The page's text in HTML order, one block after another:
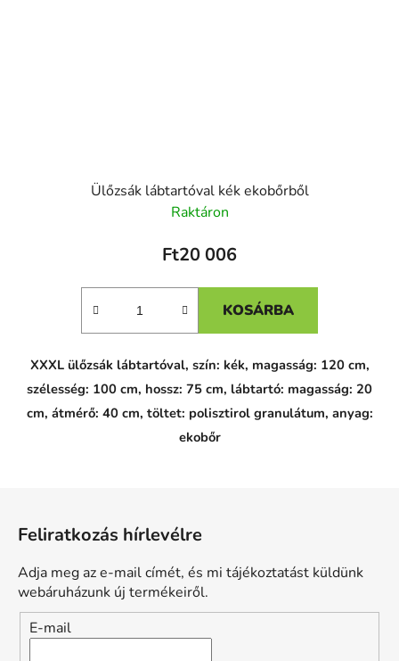
Ülőzsák lábtartóval kék ekobőrből
Raktáron
Ft20 006
KOSÁRBA
XXXL ülőzsák lábtartóval, szín: kék, magasság: 120 cm,
szélesség: 100 cm, hossz: 75 cm, lábtartó: magasság: 20
cm, átmérő: 40 cm, töltet: polisztirol granulátum, anyag:
ekobőr
Feliratkozás hírlevélre
Adja meg az e-mail címét, és mi tájékoztatást küldünk
webáruházunk új termékeiről.
E-mail